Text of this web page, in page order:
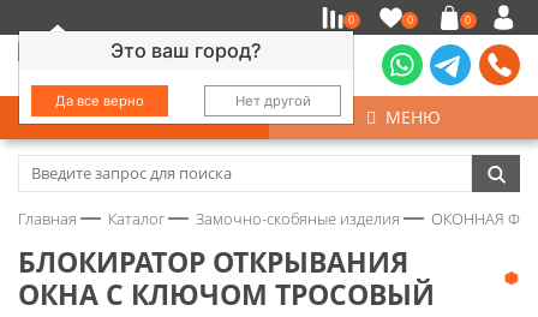
Это ваш город?
Да все верно Нет другой
0 0 0
КАТАЛОГ МЕНЮ
Замочно-скобяные изделия
Колеса
Главная Каталог Замочно-скобяные изделия ОКОННАЯ
БЛОКИРАТОР ОТКРЫВАНИЯ
ОКНА С КЛЮЧОМ ТРОСОВЫЙ